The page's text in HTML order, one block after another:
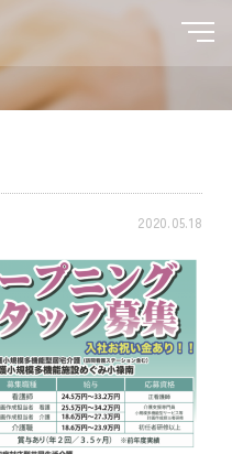
2020.05.18